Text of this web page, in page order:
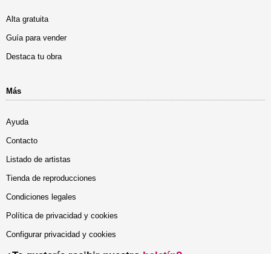
Alta gratuita
Guía para vender
Destaca tu obra
Más
Ayuda
Contacto
Listado de artistas
Tienda de reproducciones
Condiciones legales
Política de privacidad y cookies
Configurar privacidad y cookies